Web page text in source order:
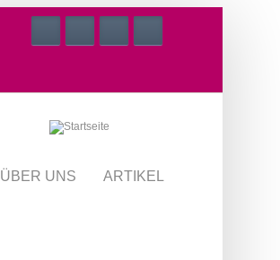
ÜBER UNS ARTIKEL